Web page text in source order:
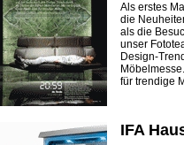
Als erstes
die
als die
unser
Design-
für trendige
IFA